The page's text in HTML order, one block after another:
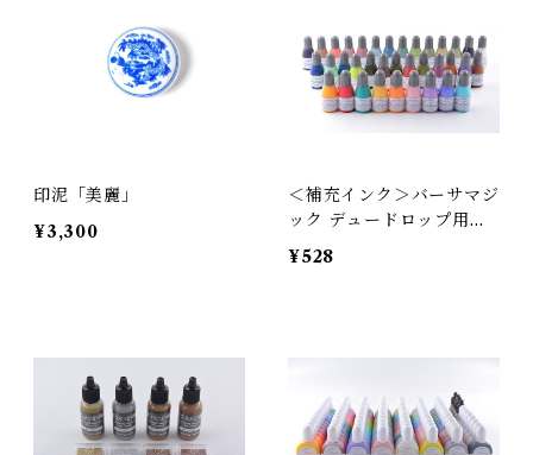
印泥「美麗」
¥3,300
＜補充インク＞バーサマジ
ック デュードロップ用イ
ンカー 全36色｜ツキネコ
［水性ピグメントインク
¥528